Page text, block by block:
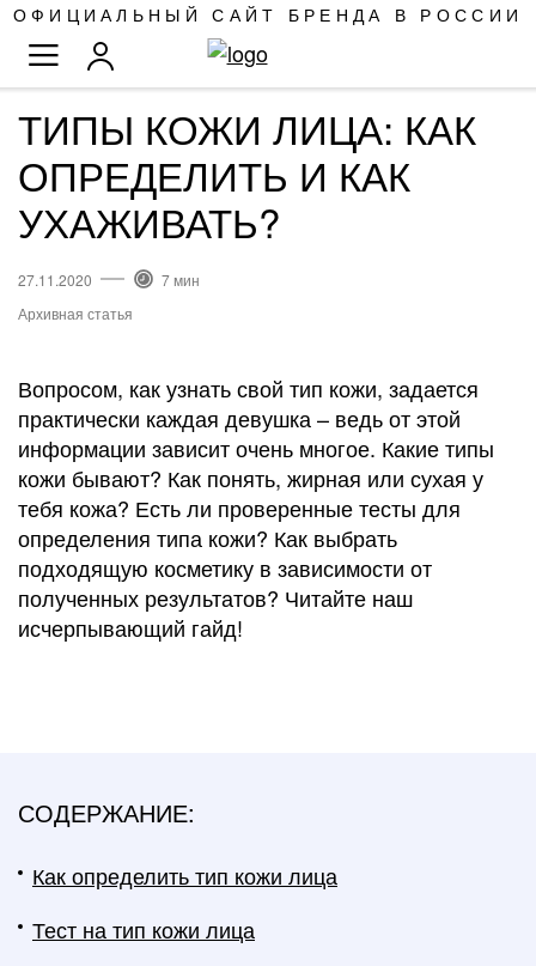
SKIP
TO
CONTENT
ОФИЦИАЛЬНЫЙ САЙТ БРЕНДА В РОССИИ
ТИПЫ КОЖИ ЛИЦА: КАК
ОПРЕДЕЛИТЬ И КАК
УХАЖИВАТЬ?
27.11.2020
7 мин
Архивная статья
Вопросом, как узнать свой тип кожи, задается
практически каждая девушка – ведь от этой
информации зависит очень многое. Какие типы
кожи бывают? Как понять, жирная или сухая у
тебя кожа? Есть ли проверенные тесты для
определения типа кожи? Как выбрать
подходящую косметику в зависимости от
полученных результатов? Читайте наш
исчерпывающий гайд!
СОДЕРЖАНИЕ:
Как определить тип кожи лица
Тест на тип кожи лица